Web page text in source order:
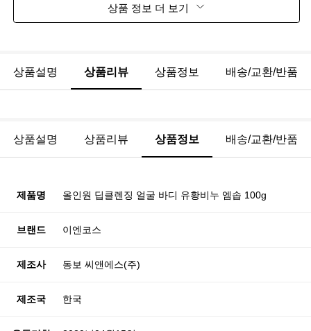
상품 정보 더 보기
상품설명 상품리뷰 상품정보 배송/교환/반품
상품설명 상품리뷰 상품정보 배송/교환/반품
제품명 올인원 딥클렌징 얼굴 바디 유황비누 엠솝 100g
브랜드 이엔코스
제조사 동보 씨앤에스(주)
제조국 한국